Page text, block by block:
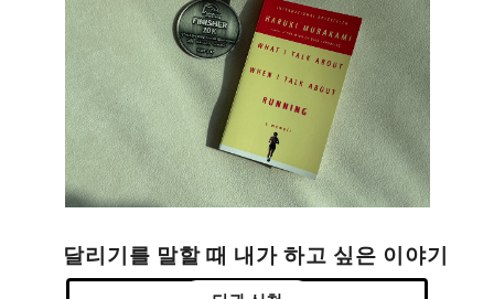
달리기를 말할 때 내가 하고 싶은 이야기